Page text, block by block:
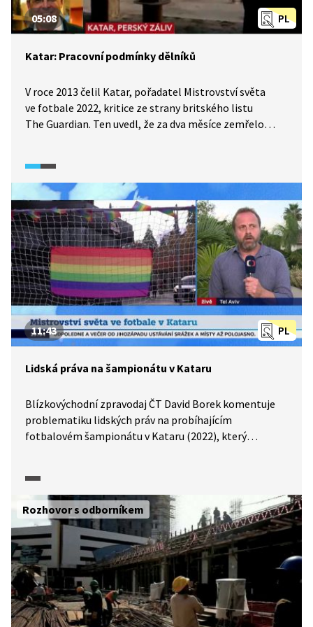
PL
05:08
Katar: Pracovní podmínky dělníků
V roce 2013 čelil Katar, pořadatel Mistrovství světa
ve fotbale 2022, kritice ze strany britského listu
The Guardian. Ten uvedl, že za dva měsíce zemřelo
byly jim zabaveny pasy a často neměli ani pitnou vodu.
Pořadatelé mistrovství se však brání, že podmínky
práce zákonnými úpravami zlepšili.
PL
11:43
Lidská práva na šampionátu v Kataru
Blízkovýchodní zpravodaj ČT David Borek komentuje
problematiku lidských práv na probíhajícím
fotbalovém šampionátu v Kataru (2022), který
sexuálních menšin nebo problematika zotročování
zahraničních dělníků.
Rozhovor s odborníkem